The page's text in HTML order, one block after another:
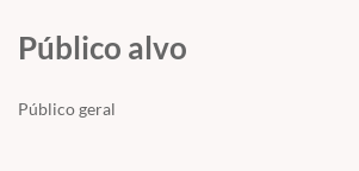
Público alvo
Público geral